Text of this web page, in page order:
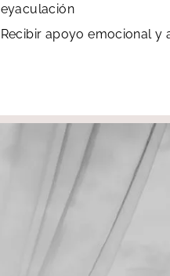
eyaculación
Recibir apoyo emocional y